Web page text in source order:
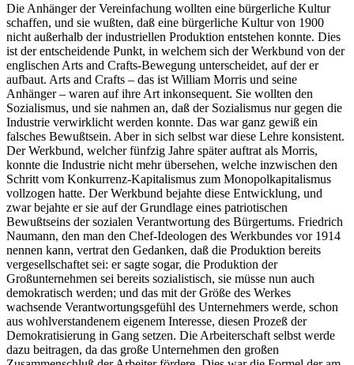
Die Anhänger der Vereinfachung wollten eine bürgerliche Kultur
schaffen, und sie wußten, daß eine bürgerliche Kultur von 1900
nicht außerhalb der industriellen Produktion entstehen konnte. Dies
ist der entscheidende Punkt, in welchem sich der Werkbund von der
englischen Arts and Crafts-Bewegung unterscheidet, auf der er
aufbaut. Arts and Crafts – das ist William Morris und seine
Anhänger – waren auf ihre Art inkonsequent. Sie wollten den
Sozialismus, und sie nahmen an, daß der Sozialismus nur gegen die
Industrie verwirklicht werden konnte. Das war ganz gewiß ein
falsches Bewußtsein. Aber in sich selbst war diese Lehre konsistent.
Der Werkbund, welcher fünfzig Jahre später auftrat als Morris,
konnte die Industrie nicht mehr übersehen, welche inzwischen den
Schritt vom Konkurrenz-Kapitalismus zum Monopolkapitalismus
vollzogen hatte. Der Werkbund bejahte diese Entwicklung, und
zwar bejahte er sie auf der Grundlage eines patriotischen
Bewußtseins der sozialen Verantwortung des Bürgertums. Friedrich
Naumann, den man den Chef-Ideologen des Werkbundes vor 1914
nennen kann, vertrat den Gedanken, daß die Produktion bereits
vergesellschaftet sei: er sagte sogar, die Produktion der
Großunternehmen sei bereits sozialistisch, sie müsse nun auch
demokratisch werden; und das mit der Größe des Werkes
wachsende Verantwortungsgefühl des Unternehmers werde, schon
aus wohlverstandenem eigenem Interesse, diesen Prozeß der
Demokratisierung in Gang setzen. Die Arbeiterschaft selbst werde
dazu beitragen, da das große Unternehmen den großen